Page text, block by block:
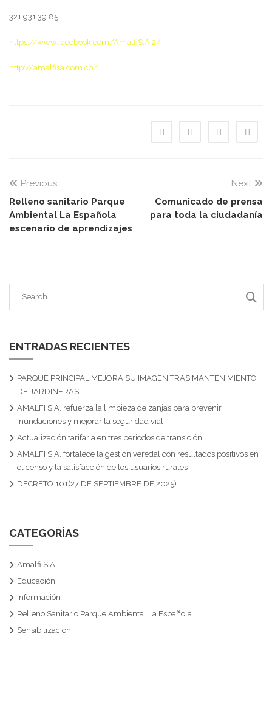
321 931 39 85
https://www.facebook.com/AmalfiS.A.2/
http://amalfisa.com.co/
Previous
Relleno sanitario Parque
Ambiental La Española
escenario de aprendizajes
Next
Comunicado de prensa
para toda la ciudadanía
ENTRADAS RECIENTES
PARQUE PRINCIPAL MEJORA SU IMAGEN TRAS MANTENIMIENTO
DE JARDINERAS
AMALFI S.A. refuerza la limpieza de zanjas para prevenir
inundaciones y mejorar la seguridad vial
Actualización tarifaria en tres periodos de transición
AMALFI S.A. fortalece la gestión veredal con resultados positivos en
el censo y la satisfacción de los usuarios rurales
DECRETO 101(27 DE SEPTIEMBRE DE 2025)
CATEGORÍAS
Amalfi S.A.
Educación
Información
Relleno Sanitario Parque Ambiental La Española
Sensibilización